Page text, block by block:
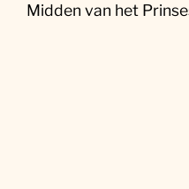
Midden van het